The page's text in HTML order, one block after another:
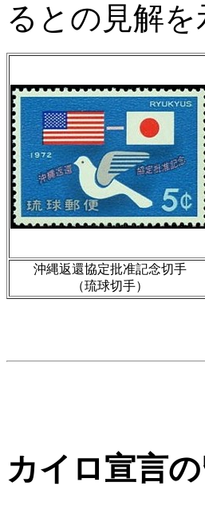
るとの見解
沖縄返還協定批准記念切手
（琉球切手）
カイロ宣言